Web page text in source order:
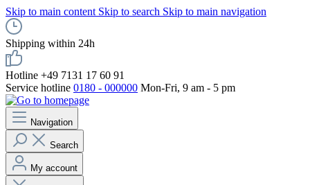
Skip to main content Skip to search Skip to main navigation
Shipping within 24h
Hotline +49 7131 17 60 91
Service hotline 0180 - 000000 Mon-Fri, 9 am - 5 pm
Navigation
Search
My account